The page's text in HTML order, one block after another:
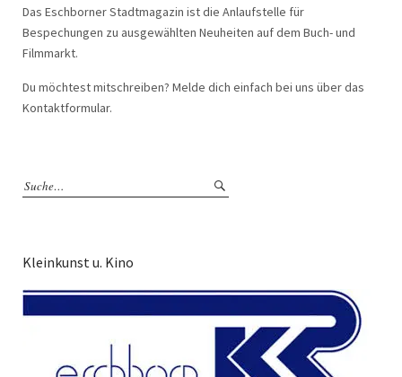
Das Eschborner Stadtmagazin ist die Anlaufstelle für
Bespechungen zu ausgewählten Neuheiten auf dem Buch- und
Filmmarkt.
Du möchtest mitschreiben? Melde dich einfach bei uns über das
Kontaktformular.
Kleinkunst u. Kino